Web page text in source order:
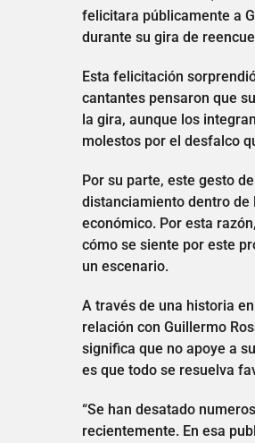
felicitara públicamente a
durante su gira de
Esta felicitación
cantantes pensaron que
la gira, aunque los
molestos por el desfalco
Por su parte, este gesto
distanciamiento dentro
económico. Por esta
cómo se siente por este
un escenario.
A través de una historia
relación con Guillermo
significa que no apoye a
es que todo se resuelva
“Se han desatado
recientemente. En esa